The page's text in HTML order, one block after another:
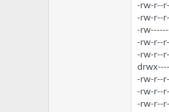
-rw-r--
-rw-r--
-
-rw-r--
-rw-r--
-rw-r--
-rw-r--
-rw-r--